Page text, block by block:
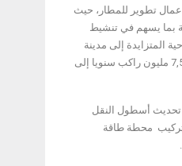
تطوير للمطار، حيث
بما يسهم في تنشيط
المتزايدة إلى مدينة
شرم الشيخ، وكذلك استعدادا لمؤتمر قمة المناخ الذي سيعقد بالمدينة في نوفمبر المقبل، حيث سيتم زيادة طاقة المطار الاستيعابية من 7,5 مليون راكب سنويا إلى
تحديث أسطول النقل
تركيب محطة طاقة